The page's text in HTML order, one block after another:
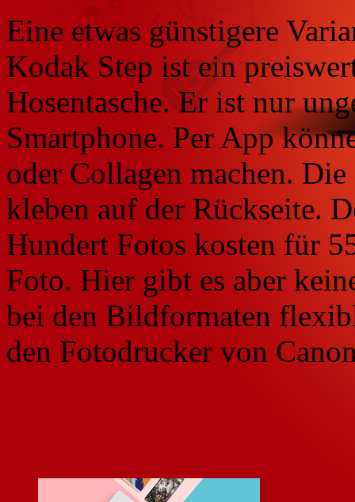
Eine etwas günstigere
Kodak Step ist ein
Hosentasche. Er ist nur
Smartphone. Per App
oder Collagen machen.
kleben auf der Rückseite.
Hundert Fotos kosten für
Foto. Hier gibt es aber
bei den Bildformaten
den Fotodrucker von